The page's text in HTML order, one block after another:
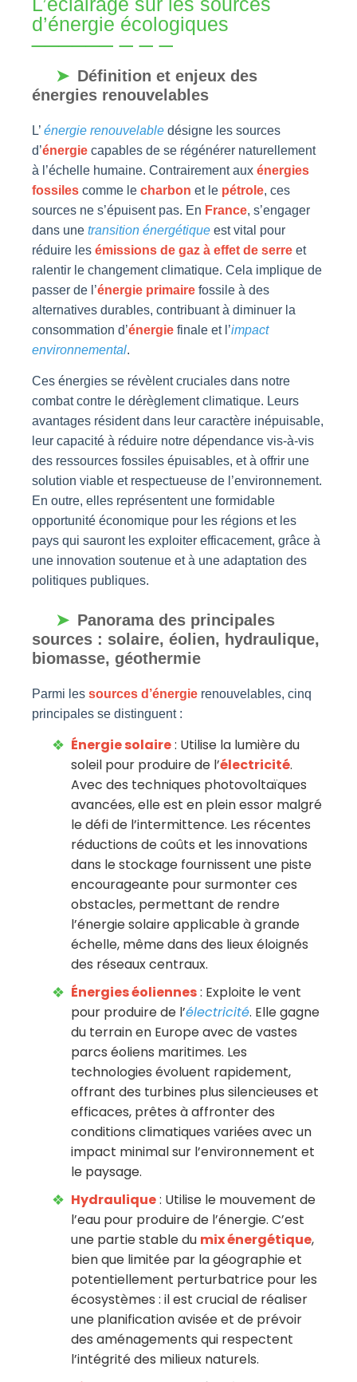
d’énergie écologiques
Définition et enjeux des
énergies renouvelables
L’ énergie renouvelable désigne les sources
d’énergie capables de se régénérer naturellement
à l’échelle humaine. Contrairement aux énergies
fossiles comme le charbon et le pétrole, ces
sources ne s’épuisent pas. En France, s’engager
dans une transition énergétique est vital pour
réduire les émissions de gaz à effet de serre et
ralentir le changement climatique. Cela implique de
passer de l’énergie primaire fossile à des
alternatives durables, contribuant à diminuer la
consommation d’énergie finale et l’impact
environnemental.
Ces énergies se révèlent cruciales dans notre
combat contre le dérèglement climatique. Leurs
avantages résident dans leur caractère inépuisable,
leur capacité à réduire notre dépendance vis-à-vis
des ressources fossiles épuisables, et à offrir une
solution viable et respectueuse de l’environnement.
En outre, elles représentent une formidable
opportunité économique pour les régions et les
pays qui sauront les exploiter efficacement, grâce à
une innovation soutenue et à une adaptation des
politiques publiques.
Panorama des principales
sources : solaire, éolien, hydraulique,
biomasse, géothermie
Parmi les sources d’énergie renouvelables, cinq
principales se distinguent :
Énergie solaire: Utilise la lumière du
soleil pour produire de l’électricité.
Avec des techniques photovoltaïques
avancées, elle est en plein essor malgré
le défi de l’intermittence. Les récentes
réductions de coûts et les innovations
dans le stockage fournissent une piste
encourageante pour surmonter ces
obstacles, permettant de rendre
l’énergie solaire applicable à grande
échelle, même dans des lieux éloignés
des réseaux centraux.
Énergies éoliennes: Exploite le vent
pour produire de l’électricité. Elle gagne
du terrain en Europe avec de vastes
parcs éoliens maritimes. Les
technologies évoluent rapidement,
offrant des turbines plus silencieuses et
efficaces, prêtes à affronter des
conditions climatiques variées avec un
impact minimal sur l’environnement et
le paysage.
Hydraulique: Utilise le mouvement de
l’eau pour produire de l’énergie. C’est
une partie stable du mix énergétique,
bien que limitée par la géographie et
potentiellement perturbatrice pour les
écosystèmes : il est crucial de réaliser
une planification avisée et de prévoir
des aménagements qui respectent
l’intégrité des milieux naturels.